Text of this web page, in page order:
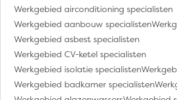
Werkgebied airconditioning specialisten
Werkgebied aanbouw specialisten
Werkgebied asbest specialisten
Werkgebied CV-ketel specialisten
Werkgebied isolatie specialisten
Werkgebied badkamer specialisten